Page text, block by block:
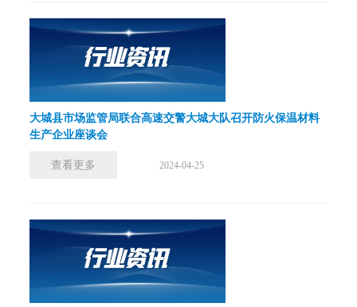
大城县市场监管局联合高速交警大城大队召开防火保温材料
生产企业座谈会
查看更多 2024-04-25